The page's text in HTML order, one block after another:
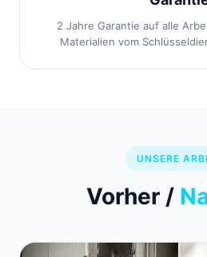
2 Jahre Garantie auf alle
Materialien vom
UNSERE
Vorher /